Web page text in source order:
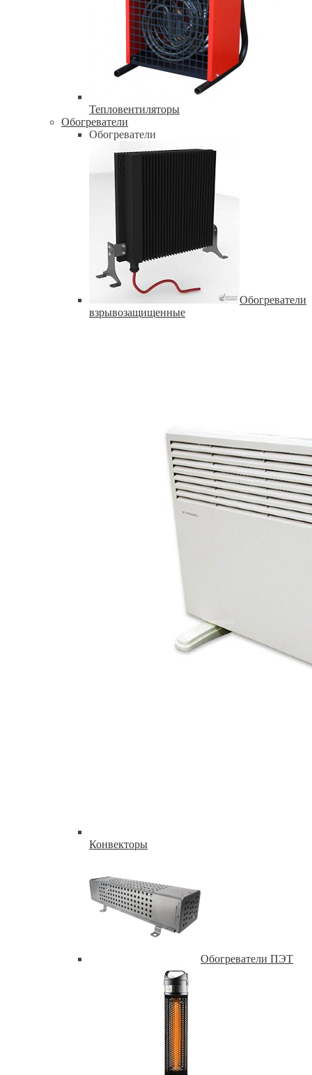
Тепловентиляторы
Обогреватели
Обогреватели
Обогреватели
взрывозащищенные
Конвекторы
Обогреватели ПЭТ